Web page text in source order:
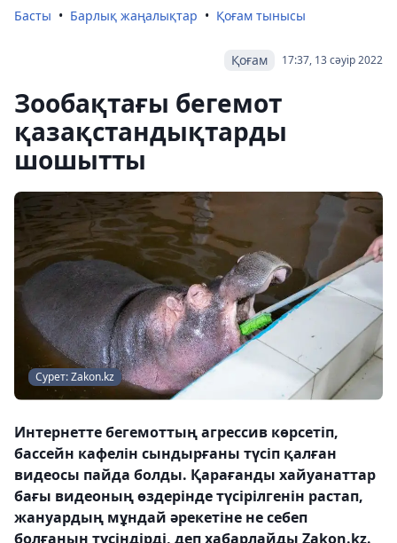
Басты Барлық жаңалықтар Қоғам тынысы
17:37, 13 сәуір 2022
Қоғам
Зообақтағы бегемот
қазақстандықтарды
шошытты
Сурет: Zakon.kz
Интернетте бегемоттың агрессив көрсетіп,
бассейн кафелін сындырғаны түсіп қалған
видеосы пайда болды. Қарағанды ​​хайуанаттар
бағы видеоның өздерінде түсірілгенін растап,
жануардың мұндай әрекетіне не себеп
болғанын түсіндірді, деп хабарлайды Zakon.kz.